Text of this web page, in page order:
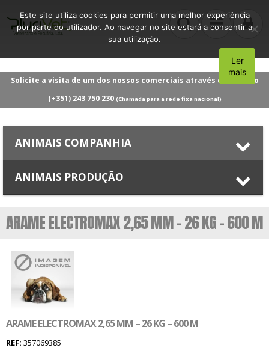
Solicite a visita de um dos nossos comerciais através do número
(+351) 243 750 230 (Chamada para a rede fixa nacional)
ANIMAIS COMPANHIA
ANIMAIS PRODUÇÃO
ARAME ELECTROMAX 2,65 MM – 26 KG – 600 M
ARAME ELECTROMAX 2,65 MM – 26 KG – 600 M
REF: 357069385
Este site utiliza cookies para permitir uma melhor experiência
por parte do utilizador. Ao navegar no site estará a consentir a
sua utilização.
Aceito
Ler
mais